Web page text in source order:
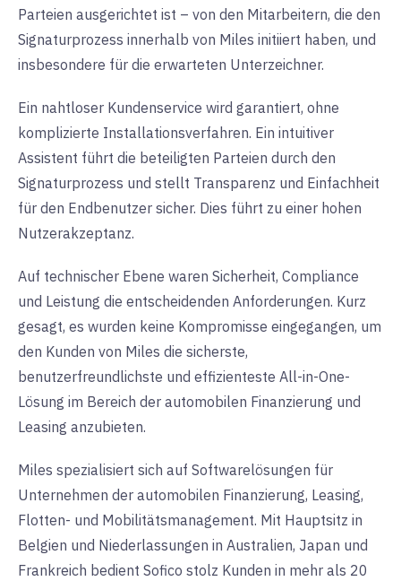
Parteien ausgerichtet ist – von den Mitarbeitern, die den
Signaturprozess innerhalb von Miles initiiert haben, und
insbesondere für die erwarteten Unterzeichner.
Ein nahtloser Kundenservice wird garantiert, ohne
komplizierte Installationsverfahren. Ein intuitiver
Assistent führt die beteiligten Parteien durch den
Signaturprozess und stellt Transparenz und Einfachheit
für den Endbenutzer sicher. Dies führt zu einer hohen
Nutzerakzeptanz.
Auf technischer Ebene waren Sicherheit, Compliance
und Leistung die entscheidenden Anforderungen. Kurz
gesagt, es wurden keine Kompromisse eingegangen, um
den Kunden von Miles die sicherste,
benutzerfreundlichste und effizienteste All-in-One-
Lösung im Bereich der automobilen Finanzierung und
Leasing anzubieten.
Miles spezialisiert sich auf Softwarelösungen für
Unternehmen der automobilen Finanzierung, Leasing,
Flotten- und Mobilitätsmanagement. Mit Hauptsitz in
Belgien und Niederlassungen in Australien, Japan und
Frankreich bedient Sofico stolz Kunden in mehr als 20